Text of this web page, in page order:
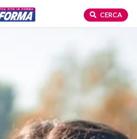
CERCA